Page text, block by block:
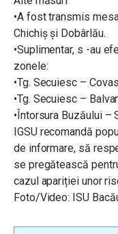
•A fost transmis
Chichiș și Dobârlău.
•Suplimentar, s -au
zonele:
•Tg. Secuiesc –
•Tg. Secuiesc –
•Întorsura Buzăului –
IGSU recomandă
de informare, să
se pregătească
cazul apariției unor
Foto/Video: ISU